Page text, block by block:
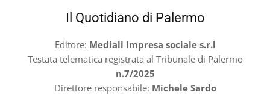
Il Quotidiano di Palermo
Editore: Mediali Impresa sociale s.r.l
Testata telematica registrata al Tribunale di Palermo
n.7/2025
Direttore responsabile: Michele Sardo